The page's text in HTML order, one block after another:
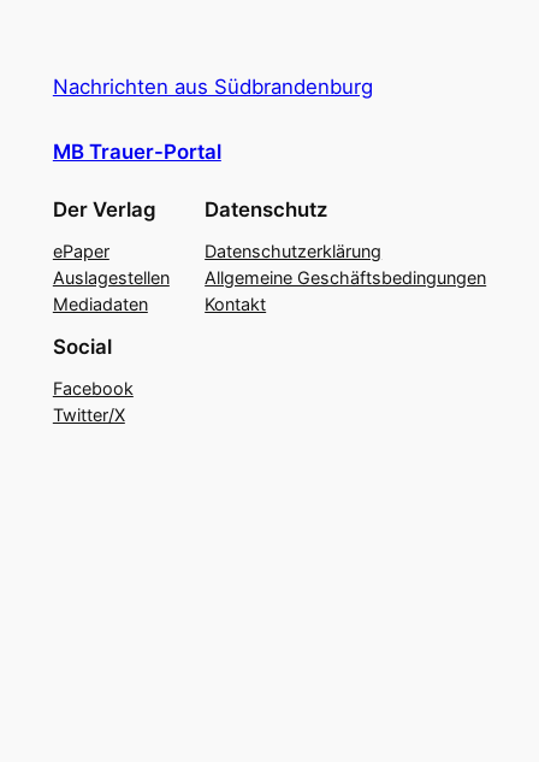
Nachrichten aus Südbrandenburg
MB Trauer-Portal
Der Verlag
ePaper
Auslagestellen
Mediadaten
Datenschutz
Datenschutzerklärung
Allgemeine Geschäftsbedingungen
Kontakt
Social
Facebook
Twitter/X